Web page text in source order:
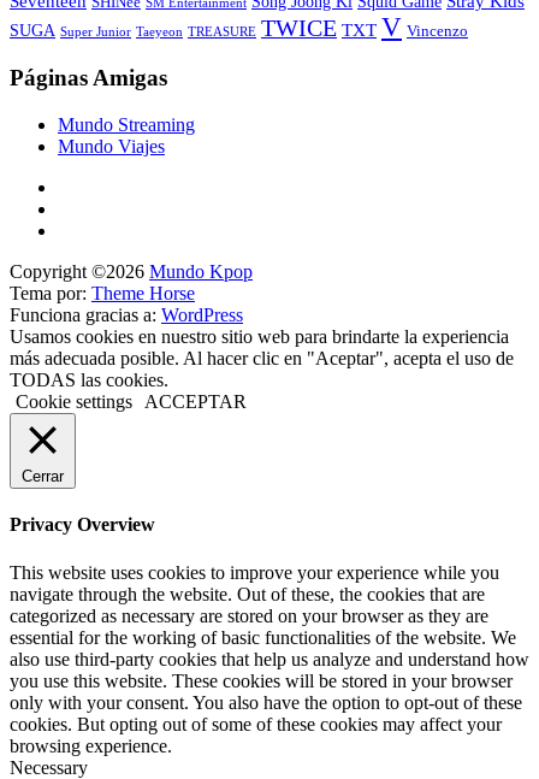
SUGA Super Junior Taeyeon TREASURE TWICE TXT V Vincenzo
Páginas Amigas
Mundo Streaming
Mundo Viajes
Copyright ©2026 Mundo Kpop
Tema por: Theme Horse
Funciona gracias a: WordPress
Usamos cookies en nuestro sitio web para brindarte la experiencia
más adecuada posible. Al hacer clic en "Aceptar", acepta el uso de
TODAS las cookies.
Cookie settings
ACCEPTAR
Cerrar
Privacy Overview
This website uses cookies to improve your experience while you
navigate through the website. Out of these, the cookies that are
categorized as necessary are stored on your browser as they are
essential for the working of basic functionalities of the website. We
also use third-party cookies that help us analyze and understand how
you use this website. These cookies will be stored in your browser
only with your consent. You also have the option to opt-out of these
cookies. But opting out of some of these cookies may affect your
browsing experience.
Necessary